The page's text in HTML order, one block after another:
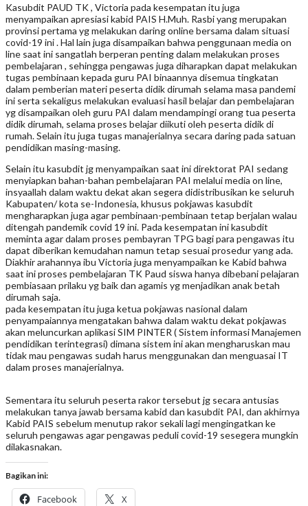
Kasubdit PAUD TK , Victoria pada kesempatan itu juga
menyampaikan apresiasi kabid PAIS H.Muh. Rasbi yang merupakan
provinsi pertama yg melakukan daring online bersama dalam situasi
covid-19 ini . Hal lain juga disampaikan bahwa penggunaan media on
line saat ini sangatlah berperan penting dalam melakukan proses
pembelajaran , sehingga pengawas juga diharapkan dapat melakukan
tugas pembinaan kepada guru PAI binaannya disemua tingkatan
dalam pemberian materi peserta didik dirumah selama masa pandemi
ini serta sekaligus melakukan evaluasi hasil belajar dan pembelajaran
yg disampaikan oleh guru PAI dalam mendampingi orang tua peserta
didik dirumah, selama proses belajar diikuti oleh peserta didik di
rumah. Selain itu juga tugas manajerialnya secara daring pada satuan
pendidikan masing-masing.
Selain itu kasubdit jg menyampaikan saat ini direktorat PAI sedang
menyiapkan bahan-bahan pembelajaran PAI melalui media on line,
insyaallah dalam waktu dekat akan segera didistribusikan ke seluruh
Kabupaten/ kota se-Indonesia, khusus pokjawas kasubdit
mengharapkan juga agar pembinaan-pembinaan tetap berjalan walau
ditengah pandemik covid 19 ini. Pada kesempatan ini kasubdit
meminta agar dalam proses pembayran TPG bagi para pengawas itu
dapat diberikan kemudahan namun tetap sesuai prosedur yang ada.
Diakhir arahannya ibu Victoria juga menyampaikan ke Kabid bahwa
saat ini proses pembelajaran TK Paud siswa hanya dibebani pelajaran
pembiasaan prilaku yg baik dan agamis yg menjadikan anak betah
dirumah saja.
pada kesempatan itu juga ketua pokjawas nasional dalam
penyampaiannya mengatakan bahwa dalam waktu dekat pokjawas
akan meluncurkan aplikasi SIM PINTER ( Sistem informasi Manajemen
pendidikan terintegrasi) dimana sistem ini akan mengharuskan mau
tidak mau pengawas sudah harus menggunakan dan menguasai IT
dalam proses manajerialnya.
Sementara itu seluruh peserta rakor tersebut jg secara antusias
melakukan tanya jawab bersama kabid dan kasubdit PAI, dan akhirnya
Kabid PAIS sebelum menutup rakor sekali lagi mengingatkan ke
seluruh pengawas agar pengawas peduli covid-19 sesegera mungkin
dilakasnakan.
Bagikan ini:
Facebook X